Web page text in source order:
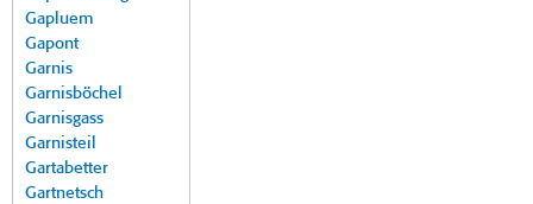
Gapluem
Gapont
Garnis
Garnisböchel
Garnisgass
Garnisteil
Gartabetter
Gartnetsch